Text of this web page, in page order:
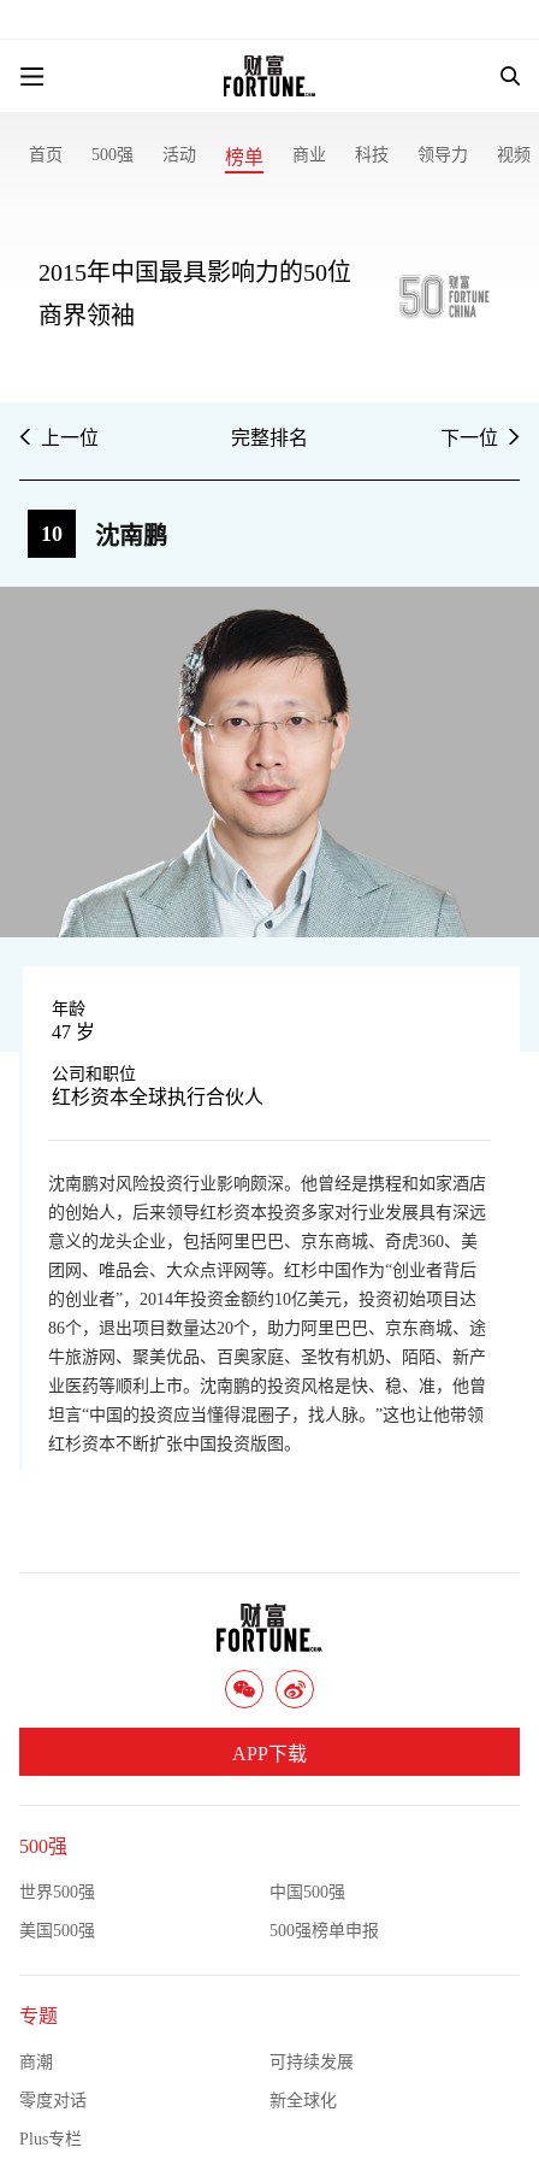
首页 500强 活动 榜单 商业 科技 领导力 视频
2015年中国最具影响力的50位
商界领袖
上一位 完整排名 下一位
10 沈南鹏
年龄
47 岁
公司和职位
红杉资本全球执行合伙人
沈南鹏对风险投资行业影响颇深。他曾经是携程和如家酒店
的创始人，后来领导红杉资本投资多家对行业发展具有深远
意义的龙头企业，包括阿里巴巴、京东商城、奇虎360、美
团网、唯品会、大众点评网等。红杉中国作为“创业者背后
的创业者”，2014年投资金额约10亿美元，投资初始项目达
86个，退出项目数量达20个，助力阿里巴巴、京东商城、途
牛旅游网、聚美优品、百奥家庭、圣牧有机奶、陌陌、新产
业医药等顺利上市。沈南鹏的投资风格是快、稳、准，他曾
坦言“中国的投资应当懂得混圈子，找人脉。”这也让他带领
红杉资本不断扩张中国投资版图。
500强
世界500强 中国500强
美国500强 500强榜单申报
专题
商潮 可持续发展
零度对话 新全球化
Plus专栏
APP下载